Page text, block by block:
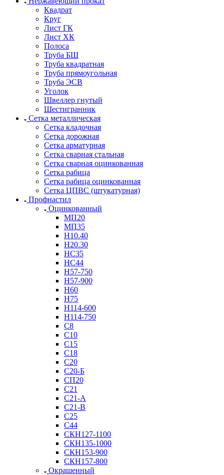
Квадрат
Круг
Лист ГК
Лист ХК
Полоса
Труба БШ
Труба квадратная
Труба прямоугольная
Труба ЭСВ
Уголок
Швеллер гнутый
Шестигранник
Сетка металлическая
Сетка кладочная
Сетка дорожная
Сетка арматурная
Сетка сварная стальная
Сетка сварная оцинкованная
Сетка рабица
Сетка рабица оцинкованная
Сетка ЦПВС (штукатурная)
Профнастил
Оцинкованный
МП20
МП35
Н10.40
Н20.30
НС35
НС44
Н57-750
Н57-900
Н60
Н75
Н114-600
Н114-750
С8
С10
С15
С18
С20
С20-Б
СП20
С21
С21-А
С21-В
С25
С44
СКН127-1100
СКН135-1000
СКН153-900
СКН157-800
Окрашенный